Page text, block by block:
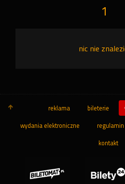
1
nic nie
reklama bileterie
wydania elektroniczne regulamin
kontakt